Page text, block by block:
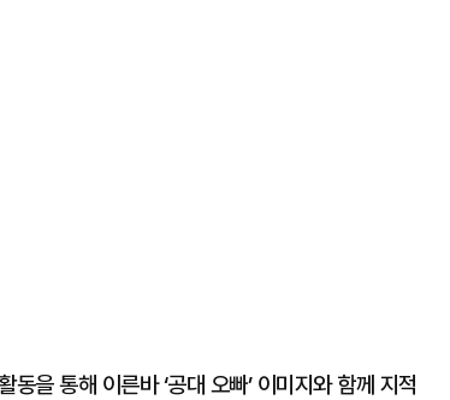
을 통해 이른바 ‘공대 오빠’ 이미지와 함께 지적